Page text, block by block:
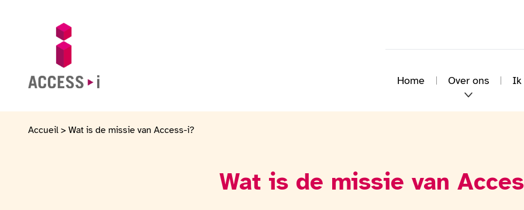
Home Over ons Ik
Accueil > Wat is de missie van Access-i?
Wat is de missie van